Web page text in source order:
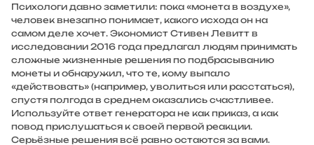
Психологи давно заметили: пока «монета в воздухе»,
человек внезапно понимает, какого исхода он на
самом деле хочет. Экономист Стивен Левитт в
исследовании 2016 года предлагал людям принимать
сложные жизненные решения по подбрасыванию
монеты и обнаружил, что те, кому выпало
«действовать» (например, уволиться или расстаться),
спустя полгода в среднем оказались счастливее.
Используйте ответ генератора не как приказ, а как
повод прислушаться к своей первой реакции.
Серьёзные решения всё равно остаются за вами.